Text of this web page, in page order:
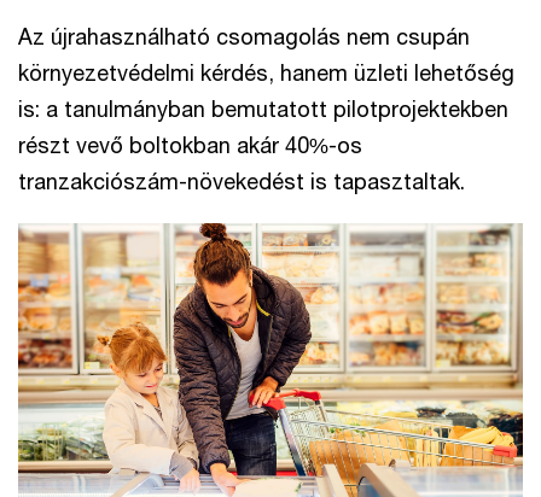
Az újrahasználható csomagolás nem csupán
környezetvédelmi kérdés, hanem üzleti lehetőség
is: a tanulmányban bemutatott pilotprojektekben
részt vevő boltokban akár 40%-os
tranzakciószám-növekedést is tapasztaltak.